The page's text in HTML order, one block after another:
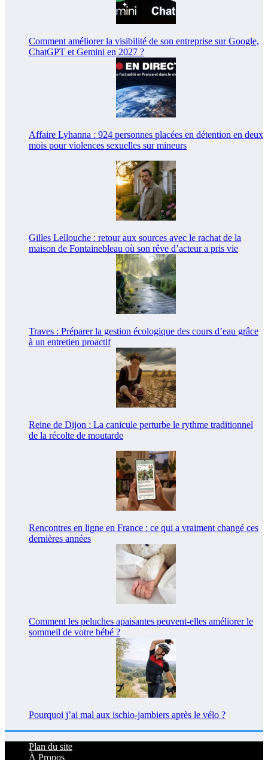
Comment améliorer la visibilité de son entreprise sur Google,
ChatGPT et Gemini en 2027 ?
Affaire Lyhanna : 924 personnes placées en détention en deux
mois pour violences sexuelles sur mineurs
Gilles Lellouche : retour aux sources avec le rachat de la
maison de Fontainebleau où son rêve d’acteur a pris vie
Traves : Préparer la gestion écologique des cours d’eau grâce
à un entretien proactif
Reine de Dijon : La canicule perturbe le rythme traditionnel
de la récolte de moutarde
Rencontres en ligne en France : ce qui a vraiment changé ces
dernières années
Comment les peluches apaisantes peuvent-elles améliorer le
sommeil de votre bébé ?
Pourquoi j’ai mal aux ischio-jambiers après le vélo ?
Plan du site
À Propos